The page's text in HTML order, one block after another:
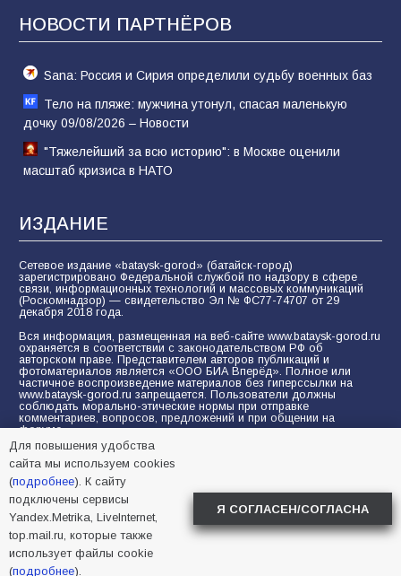
НОВОСТИ ПАРТНЁРОВ
Sana: Россия и Сирия определили судьбу военных баз
Тело на пляже: мужчина утонул, спасая маленькую
дочку 09/08/2026 – Новости
"Тяжелейший за всю историю": в Москве оценили
масштаб кризиса в НАТО
ИЗДАНИЕ
Сетевое издание «bataysk-gorod» (батайск-город)
зарегистрировано Федеральной службой по надзору в сфере
связи, информационных технологий и массовых коммуникаций
(Роскомнадзор) — свидетельство Эл № ФС77-74707 от 29
декабря 2018 года.
Вся информация, размещенная на веб-сайте www.bataysk-gorod.ru
охраняется в соответствии с законодательством РФ об
авторском праве. Представителем авторов публикаций и
фотоматериалов является «ООО БИА Вперёд». Полное или
частичное воспроизведение материалов без гиперссылки на
www.bataysk-gorod.ru запрещается. Пользователи должны
соблюдать морально-этические нормы при отправке
комментариев, вопросов, предложений и при общении на
форуме.
Политика конфиденциальности и защиты информации
Согласие на обработку персональных данных с помощью
сервисов Yandex.Metrika, LiveInternet, top.mail.ru
© 2005-2026 БИА «ВПЕРЕД»
Для повышения удобства
сайта мы используем cookies
(подробнее). К сайту
подключены сервисы
Yandex.Metrika, LiveInternet,
top.mail.ru, которые также
использует файлы cookie
(подробнее).
Я СОГЛАСЕН/СОГЛАСНА